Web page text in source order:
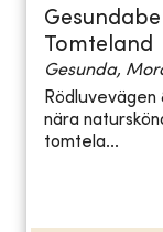
Tomteland
Gesunda,
nära
tomtela...